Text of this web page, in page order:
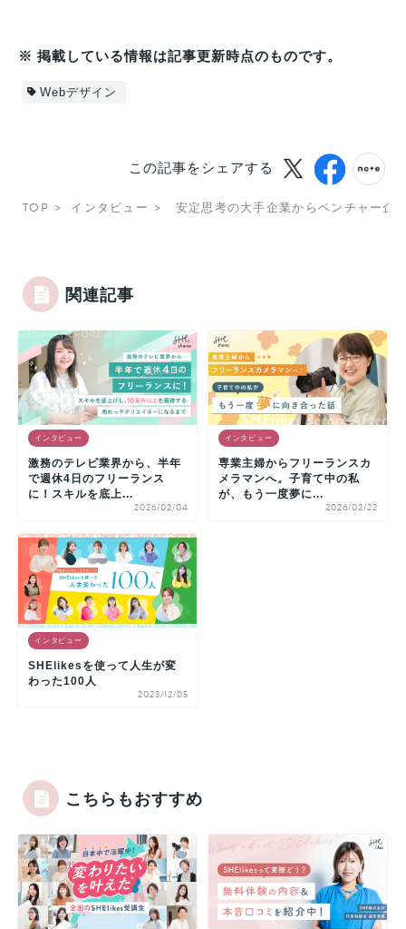
※ 掲載している情報は記事更新時点のものです。
Webデザイン
この記事をシェアする
TOP インタビュー 安定思考の大手企業からベンチャー企
関連記事
インタビュー
激務のテレビ業界から、半年
で週休4日のフリーランス
に！スキルを底上...
2026/02/04
インタビュー
専業主婦からフリーランスカ
メラマンへ。子育て中の私
が、もう一度夢に...
2026/02/22
インタビュー
SHElikesを使って人生が変
わった100人
2023/12/05
こちらもおすすめ